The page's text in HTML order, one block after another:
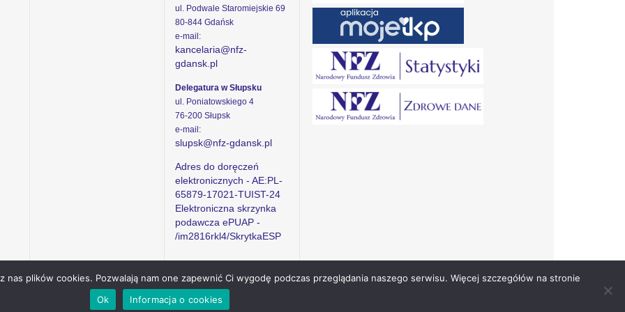
ul. Podwale Staromiejskie 69
80-844 Gdańsk
e-mail:
kancelaria@nfz-
gdansk.pl
Delegatura w Słupsku
ul. Poniatowskiego 4
76-200 Słupsk
e-mail:
slupsk@nfz-gdansk.pl
Adres do doręczeń
elektronicznych - AE:PL-
65879-17021-TUIST-24
Elektroniczna skrzynka
podawcza ePUAP -
/im2816rkl4/SkrytkaESP
plików cookies. Pozwalają nam one zapewnić Ci wygodę podczas przeglądania naszego serwisu. Więcej szczegółów na stronie
Ok
Informacja o cookies